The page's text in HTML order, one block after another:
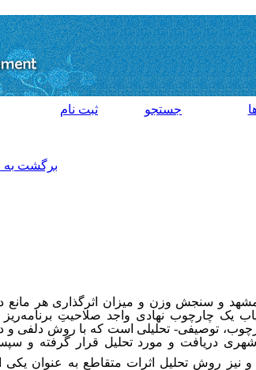
جستجو ثبت نام
برگشت به
و سنجش وزن و میزان اثرگذاری هر مانع
یک چارچوب نهادی واجد صلاحیتِ برنامه‌ریز
توصیفی- تحلیلی است که با روش دلفی و
و خبرگان مدیریت شهری دریافت و مورد تحلیل قرار گرفته و
و نیز روش تحلیل اثرات متقاطع به عنوان یکی